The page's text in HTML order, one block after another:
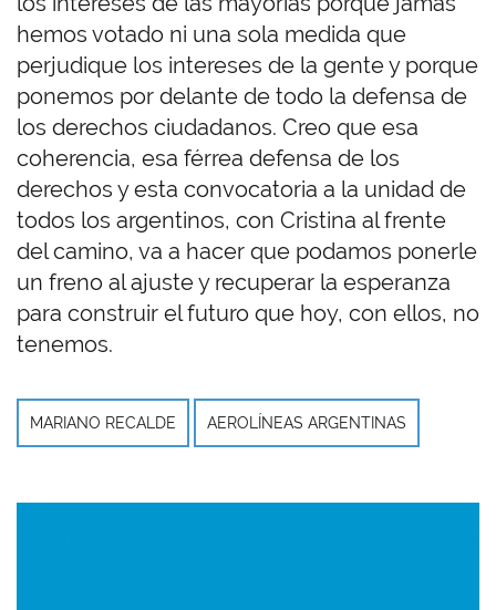
hemos votado ni una sola medida que
perjudique los intereses de la gente y porque
ponemos por delante de todo la defensa de
los derechos ciudadanos. Creo que esa
coherencia, esa férrea defensa de los
derechos y esta convocatoria a la unidad de
todos los argentinos, con Cristina al frente
del camino, va a hacer que podamos ponerle
un freno al ajuste y recuperar la esperanza
para construir el futuro que hoy, con ellos, no
tenemos.
MARIANO RECALDE AEROLÍNEAS ARGENTINAS